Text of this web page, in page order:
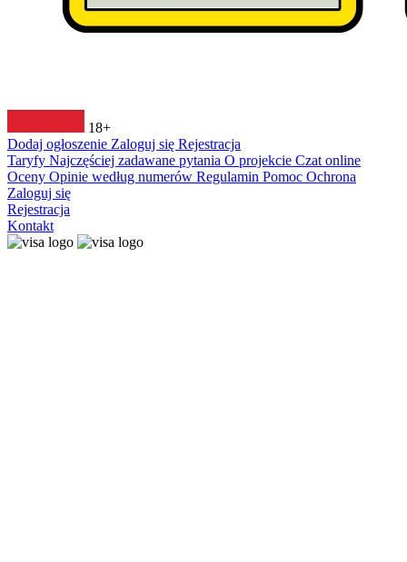
18+
Dodaj ogłoszenie Zaloguj się Rejestracja
Taryfy Najczęściej zadawane pytania O projekcie Czat online
Oceny Opinie według numerów Regulamin Pomoc Ochrona
Zaloguj się
Rejestracja
Kontakt